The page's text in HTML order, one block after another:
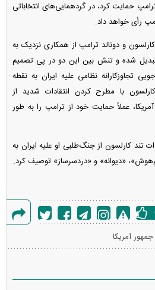
۲۰۲۴، فعالانه از ترامپ حمایت کرد، در گردهمایی‌های انتخاباتی
رأی خواهد داد.
کارلسون و دونالد ترامپ از همکاری نزدیک به
شده و تنش بین این دو در پی تصمیم
تجاوزکارانه نظامی علیه ایران به نقطه
با مطرح کردن انتقادات شدید از
عملاً حمایت خود از ترامپ را به طور
تند کارلسون از جنگ‌طلبی او علیه ایران به
«دیوانه» و «دردسرساز» توصیف کرد.
گزارش
خطا
آمریکا